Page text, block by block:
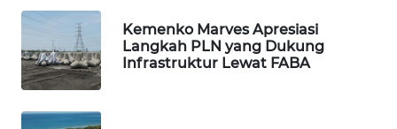
Kemenko Marves Apresiasi
Langkah PLN yang Dukung
Infrastruktur Lewat FABA
WALINKI
ID
ID